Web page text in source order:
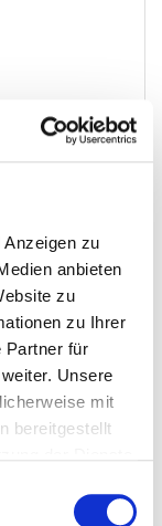
zu
anbieten
zu
zu Ihrer
Partner für
Unsere
mit
bereitgestellt